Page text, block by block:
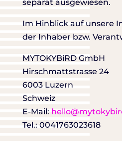
separat ausgewiesen.
Im Hinblick auf unsere
der Inhaber bzw.
MYTOKYBiRD GmbH
Hirschmattstrasse 24
6003 Luzern
Schweiz
E-Mail:
Tel.: 0041763023618